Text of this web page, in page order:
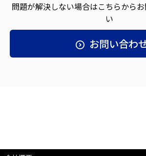
問題が解決しない場合はこちらから
い
お問い合わ